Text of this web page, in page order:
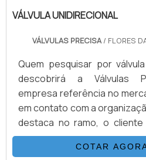
VÁLVULA UNIDIRECIONAL
VÁLVULAS PRECISA/ FLORES
Quem pesquisar por
descobrirá a Válvulas
empresa referência no
em contato com a
destaca no ramo, o cliente
suporte completo para
dúvidas sobre o
COTAR